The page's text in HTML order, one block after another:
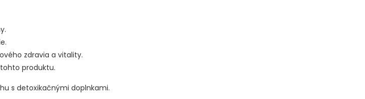
zdravia a vitality.
produktu.
s detoxikačnými doplnkami.